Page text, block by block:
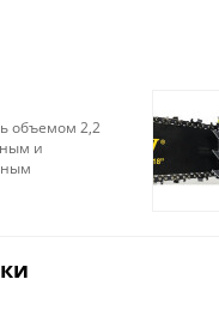
объемом 2,2
и